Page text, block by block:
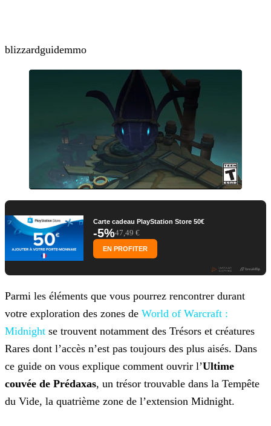
blizzardguidemmo
Carte cadeau PlayStation Store 50€
-5%47,49 €
EN PROFITER
Parmi les éléments que vous pourrez rencontrer durant
votre exploration des zones de World of Warcraft :
Midnight se trouvent notamment des Trésors et créatures
Rares dont l’accès n’est pas toujours des plus aisés. Dans
ce guide on vous explique comment ouvrir l’Ultime
couvée de Prédaxas, un trésor trouvable dans la Tempête
du Vide, la quatrième zone de l’extension Midnight.